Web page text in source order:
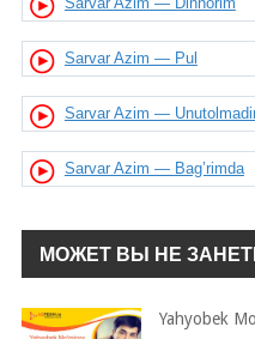
Sarvar Azim — Pul
Sarvar Azim —
Sarvar Azim — Bag’rimda
МОЖЕТ ВЫ НЕ
Yahyobek